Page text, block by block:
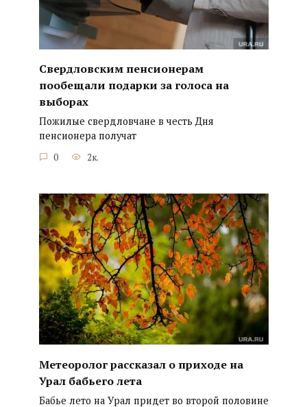
Свердловским пенсионерам
пообещали подарки за голоса на
выборах
Пожилые свердловчане в честь Дня
пенсионера получат
0 2к.
Метеоролог рассказал о приходе на
Урал бабьего лета
Бабье лето на Урал придет во второй половине